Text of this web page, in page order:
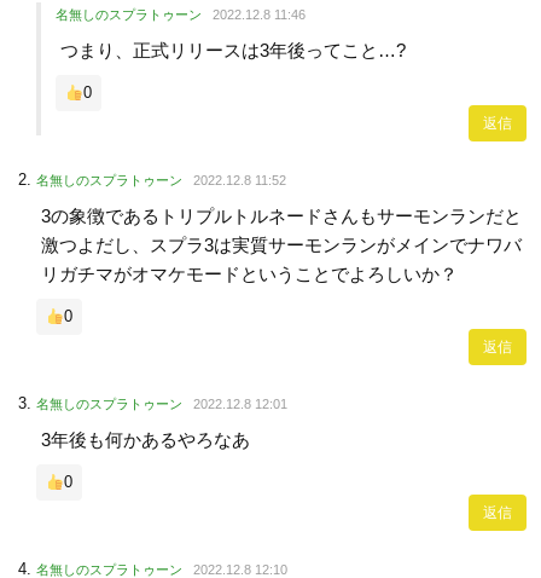
名無しのスプラトゥーン 2022.12.8 11:46
つまり、正式リリースは3年後ってこと…?
0
返信
名無しのスプラトゥーン 2022.12.8 11:52
3の象徴であるトリプルトルネードさんもサーモンランだと
激つよだし、スプラ3は実質サーモンランがメインでナワバ
リガチマがオマケモードということでよろしいか？
0
返信
名無しのスプラトゥーン 2022.12.8 12:01
3年後も何かあるやろなあ
0
返信
名無しのスプラトゥーン 2022.12.8 12:10